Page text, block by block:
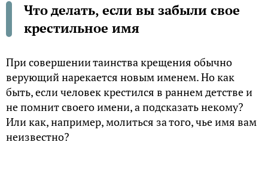
Что делать, если вы забыли свое
крестильное имя
При совершении таинства крещения обычно
верующий нарекается новым именем. Но как
быть, если человек крестился в раннем детстве и
не помнит своего имени, а подсказать некому?
Или как, например, молиться за того, чье имя вам
неизвестно?